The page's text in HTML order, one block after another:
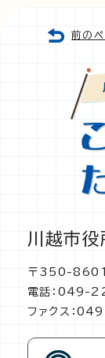
前のペ
川越市役
〒350-8601
電話：049-
ファクス：